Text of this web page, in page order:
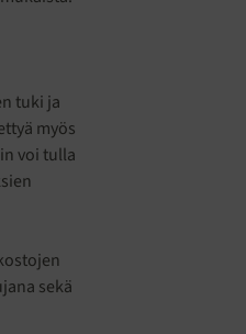
tuki ja
myös
voi tulla
sekä